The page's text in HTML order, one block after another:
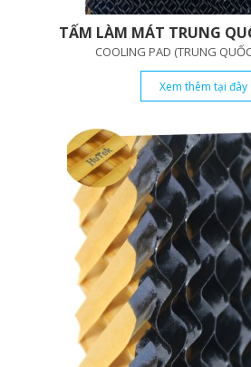
TẤM LÀM MÁT TRUNG
COOLING PAD (TRUNG
Xem thêm tại đây